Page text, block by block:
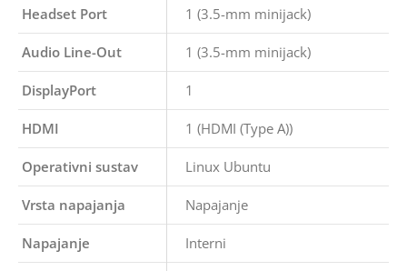
Headset Port 1 (3.5-mm minijack)
Audio Line-Out 1 (3.5-mm minijack)
DisplayPort 1
HDMI 1 (HDMI (Type A))
Operativni sustav Linux Ubuntu
Vrsta napajanja Napajanje
Napajanje Interni